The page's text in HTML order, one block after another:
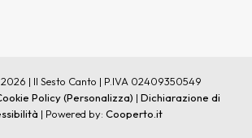
| Il Sesto Canto | P.IVA 02409350549
Policy(Personalizza) | Dichiarazione di
| Powered by: Cooperto.it